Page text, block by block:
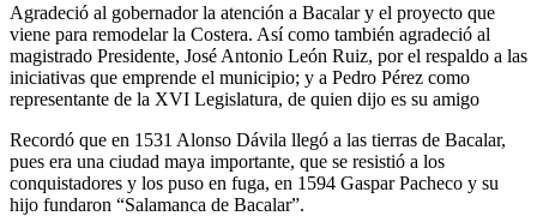
Agradeció al gobernador la atención a Bacalar y el proyecto que
viene para remodelar la Costera. Así como también agradeció al
magistrado Presidente, José Antonio León Ruiz, por el respaldo a las
iniciativas que emprende el municipio; y a Pedro Pérez como
representante de la XVI Legislatura, de quien dijo es su amigo
Recordó que en 1531 Alonso Dávila llegó a las tierras de Bacalar,
pues era una ciudad maya importante, que se resistió a los
conquistadores y los puso en fuga, en 1594 Gaspar Pacheco y su
hijo fundaron “Salamanca de Bacalar”.